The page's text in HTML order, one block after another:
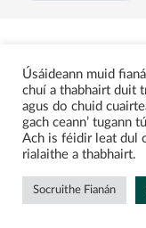
Úsáideann muid
chuí a thabhairt duit
agus do chuid
gach ceann’ tugann
Ach is féidir leat dul
rialaithe a thabhairt.
Socruithe Fianán